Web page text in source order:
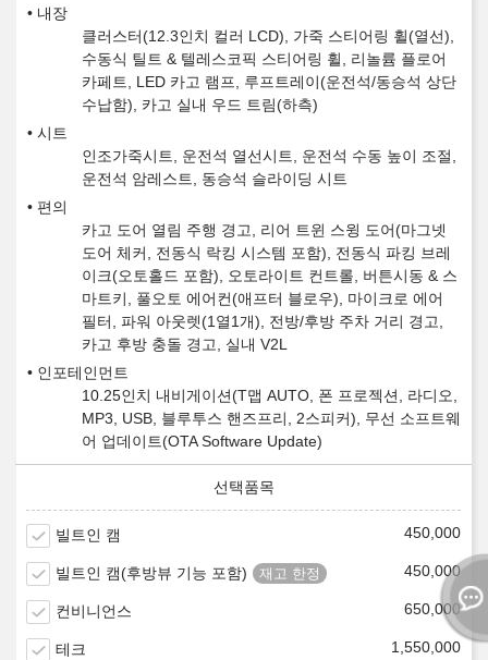
내장
클러스터(12.3인치 컬러 LCD), 가죽 스티어링 휠(열선),
수동식 틸트 & 텔레스코픽 스티어링 휠, 리놀륨 플로어
카페트, LED 카고 램프, 루프트레이(운전석/동승석 상단
수납함), 카고 실내 우드 트림(하측)
시트
인조가죽시트, 운전석 열선시트, 운전석 수동 높이 조절,
운전석 암레스트, 동승석 슬라이딩 시트
편의
카고 도어 열림 주행 경고, 리어 트윈 스윙 도어(마그넷
도어 체커, 전동식 락킹 시스템 포함), 전동식 파킹 브레
이크(오토홀드 포함), 오토라이트 컨트롤, 버튼시동 & 스
마트키, 풀오토 에어컨(애프터 블로우), 마이크로 에어
필터, 파워 아웃렛(1열1개), 전방/후방 주차 거리 경고,
카고 후방 충돌 경고, 실내 V2L
인포테인먼트
10.25인치 내비게이션(T맵 AUTO, 폰 프로젝션, 라디오,
MP3, USB, 블루투스 핸즈프리, 2스피커), 무선 소프트웨
어 업데이트(OTA Software Update)
빌트인 캠 450,000
빌트인 캠(후방뷰 기능 포함) 450,000
컨비니언스 650,000
테크 1,550,000